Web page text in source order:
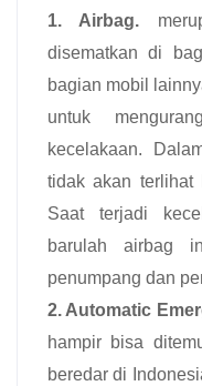
1. Airbag.
disematkan di
bagian mobil
untuk
kecelakaan.
tidak akan terlihat
Saat terjadi
barulah airbag
penumpang dan
2. Automatic
hampir bisa
beredar di